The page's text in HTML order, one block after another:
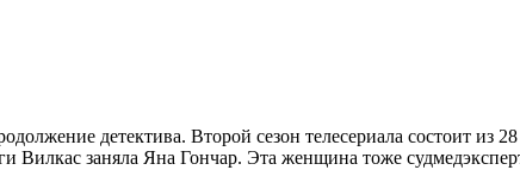
детектива. Второй сезон телесериала состоит
Вилкас заняла Яна Гончар. Эта женщина тоже